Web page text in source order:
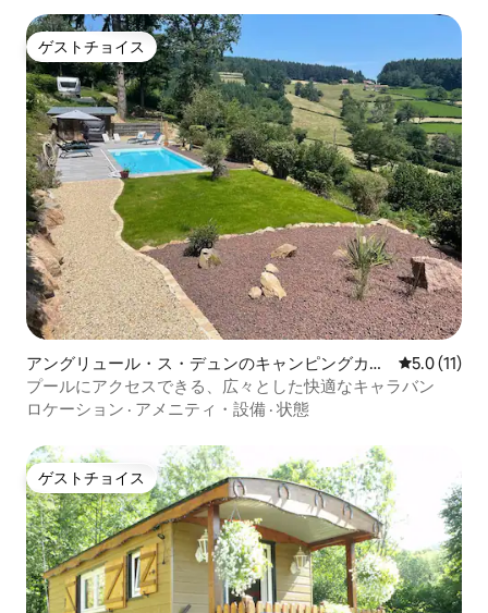
ゲストチョイス
ゲストチョイス
アングリュール・ス・デュンのキャンピングカ
ー・RV
レビュー11
5.0 (11)
プールにアクセスできる、広々とした快適なキャラバン
ロケーション · アメニティ・設備 · 状態
ゲストチョイス
ゲストチョイス